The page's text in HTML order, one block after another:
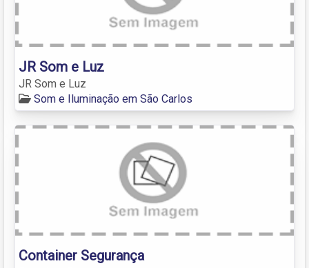
JR Som e Luz
JR Som e Luz
Som e Iluminação em São Carlos
Container Segurança